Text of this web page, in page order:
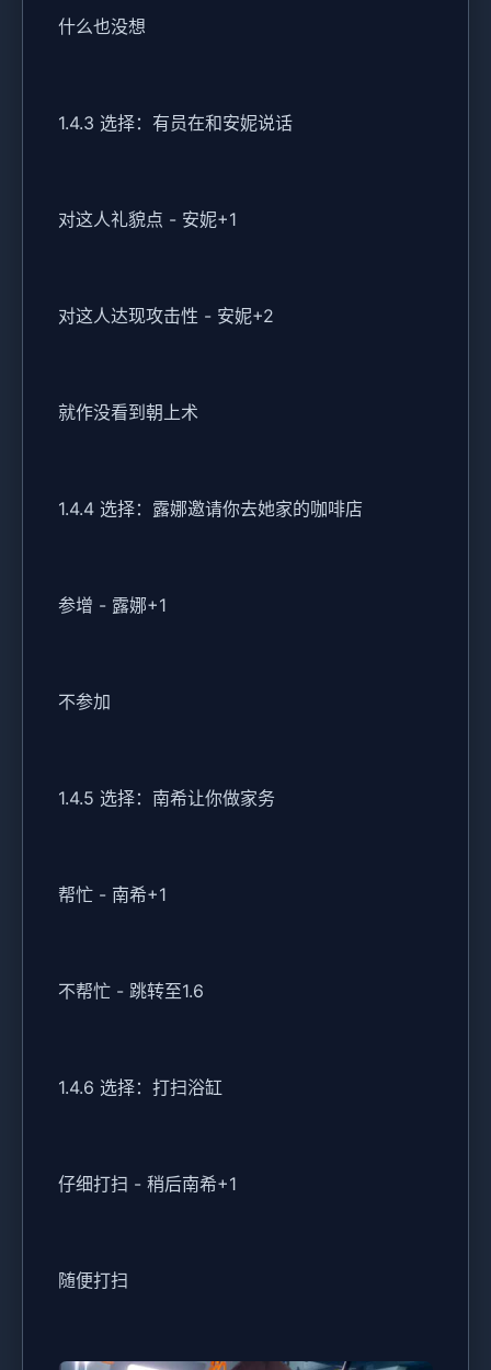
什么也没想
1.4.3 选择：有员在和安妮说话
对这人礼貌点 - 安妮+1
对这人达现攻击性 - 安妮+2
就作没看到朝上术
1.4.4 选择：露娜邀请你去她家的咖啡店
参增 - 露娜+1
不参加
1.4.5 选择：南希让你做家务
帮忙 - 南希+1
不帮忙 - 跳转至1.6
1.4.6 选择：打扫浴缸
仔细打扫 - 稍后南希+1
随便打扫